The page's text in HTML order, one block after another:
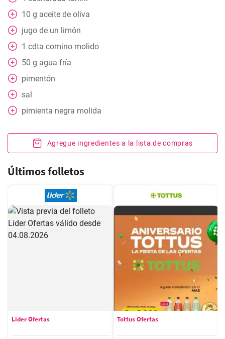
10 g aceite de oliva
jugo de un limón
1 cdta comino molido
50 g agua fría
pimentón
sal
pimienta negra molida
Agregue ingredientes a la lista de compras
Últimos folletos
Lider Ofertas Tottus Ofertas